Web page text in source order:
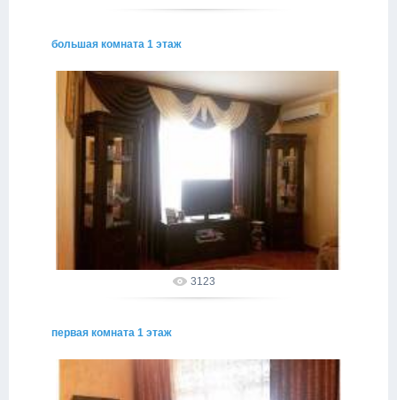
большая комната 1 этаж
alakhadze
3123
первая комната 1 этаж